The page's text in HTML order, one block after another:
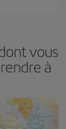
vous
à